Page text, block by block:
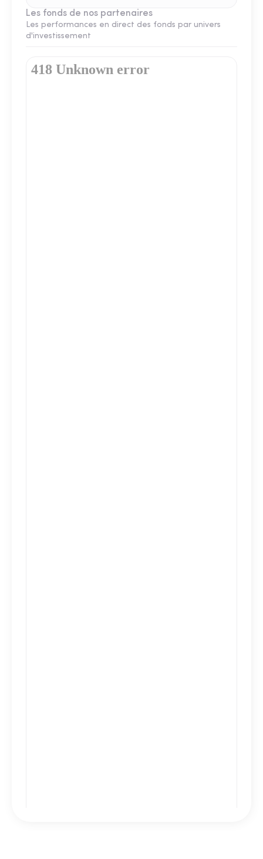
Les fonds de nos partenaires
Les performances en direct des fonds par univers
d'investissement